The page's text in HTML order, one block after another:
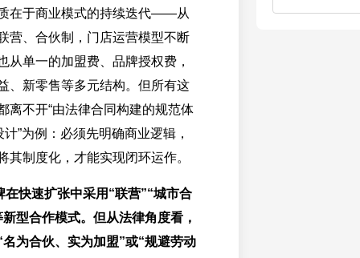
在于商业模式的持续迭代——从
营、合伙制，门店运营模型不断
从单一的加盟费、品牌授权费，
、新零售等多元结构。但所有这
离不开“由法律合同构建的规范体
计”为例：必须先明确商业逻辑，
其制度化，才能实现闭环运作。
快速扩张中采用“联营”“城市合
型合作模式。但从法律角度看，
为合伙、实为加盟”或“规避劳动